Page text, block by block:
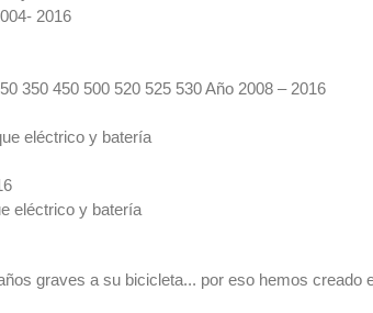
2016
350 450 500 520 525 530 Año 2008 – 2016
eléctrico y batería
eléctrico y batería
graves a su bicicleta... por eso hemos